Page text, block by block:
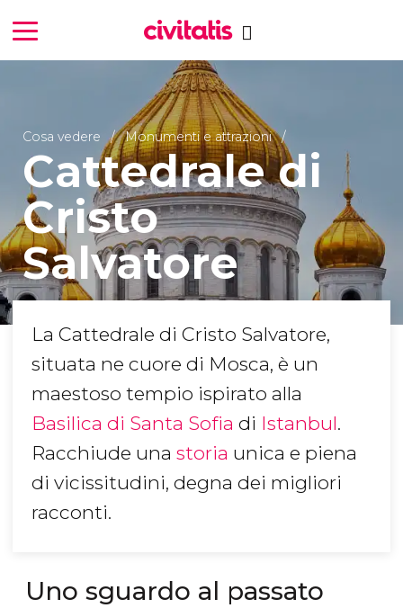
Cosa vedere Monumenti e attrazioni
Cattedrale di
Cristo
Salvatore
La Cattedrale di Cristo Salvatore,
situata ne cuore di Mosca, è un
maestoso tempio ispirato alla
Basilica di Santa Sofia di Istanbul.
Racchiude una storia unica e piena
di vicissitudini, degna dei migliori
racconti.
Uno sguardo al passato